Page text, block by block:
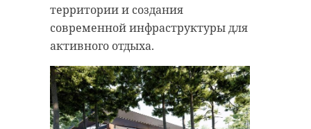
территории и создания
современной инфраструктуры для
активного отдыха.